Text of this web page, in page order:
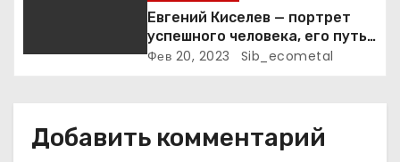
Евгений Киселев — портрет
успешного человека, его путь
к славе и личное счастье
Фев 20, 2023 Sib_ecometal
Добавить комментарий